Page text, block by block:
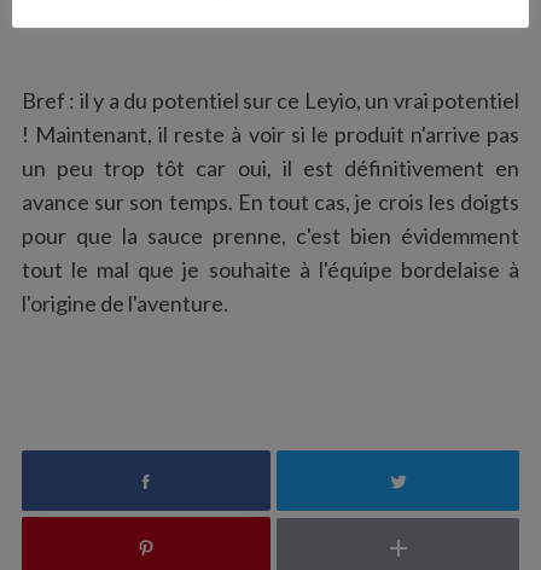
Bref : il y a du potentiel sur ce Leyio, un vrai potentiel
! Maintenant, il reste à voir si le produit n'arrive pas
un peu trop tôt car oui, il est définitivement en
avance sur son temps. En tout cas, je crois les doigts
pour que la sauce prenne, c'est bien évidemment
tout le mal que je souhaite à l'équipe bordelaise à
l'origine de l'aventure.